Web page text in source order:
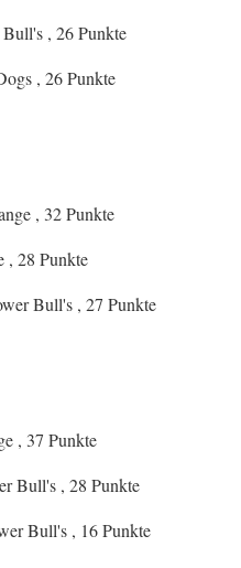
, 26 Punkte
, 26 Punkte
, 32 Punkte
, 28 Punkte
Bull's , 27 Punkte
, 37 Punkte
Bull's , 28 Punkte
Bull's , 16 Punkte